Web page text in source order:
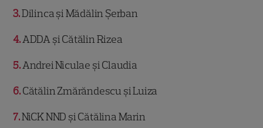
3 Dilinca și Mădălin Șerban
4 ADDA și Cătălin Rizea
5 Andrei Niculae și Claudia
6 Cătălin Zmărăndescu și Luiza
7 NiCK NND și Cătălina Marin